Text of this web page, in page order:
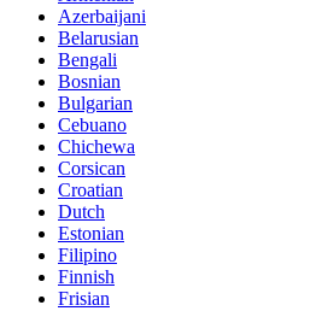
Azerbaijani
Belarusian
Bengali
Bosnian
Bulgarian
Cebuano
Chichewa
Corsican
Croatian
Dutch
Estonian
Filipino
Finnish
Frisian